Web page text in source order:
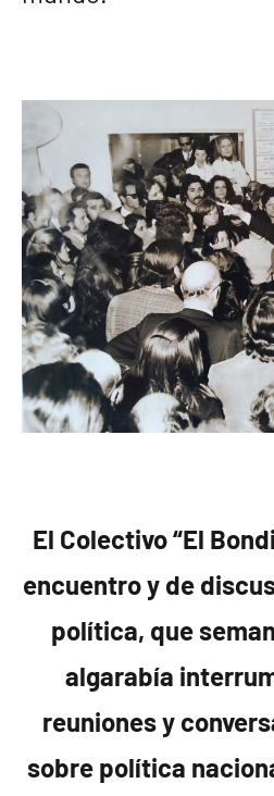
El Colectivo “El
encuentro y de
política, que
algarabía
reuniones y
sobre política